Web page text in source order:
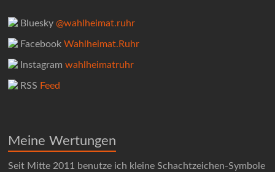
Bluesky@wahlheimat.ruhr
FacebookWahlheimat.Ruhr
Instagramwahlheimatruhr
RSS Feed
Meine Wertungen
Seit Mitte 2011 benutze ich kleine Schachtzeichen-Symbole